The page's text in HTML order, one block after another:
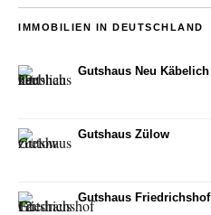
IMMOBILIEN IN DEUTSCHLAND
Gutshaus Neu Käbelich
Gutshaus Zülow
Gutshaus Friedrichshof